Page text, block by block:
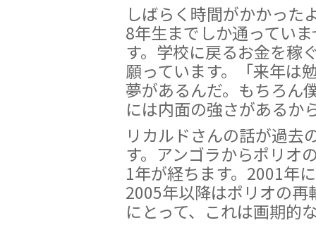
しばらく時間がかかっ
8年生までしか通ってい
す。学校に戻るお金を稼
願っています。「来年は
夢があるんだ。もちろん
には内面の強さがあるか
リカルドさんの話が過去
す。アンゴラからポリオ
1年が経ちます。2001年
2005年以降はポリオの再
にとって、これは画期的